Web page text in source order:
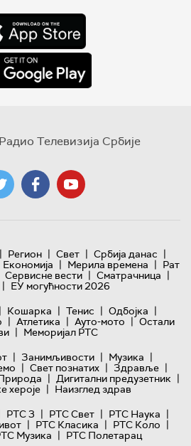
Радио Телевизија Србије
| Регион | Свет | Србија данас |
Економија | Мерила времена | Рат
Сервисне вести | Сматрачница |
| ЕУ могућности 2026
| Кошарка | Тенис | Одбојка |
| Атлетика | Ауто-мото | Остали
| Меморијал РТС
| Занимљивости | Музика |
| Свет познатих | Здравље |
| Дигитални предузетник |
хероје | Наизглед здрав
РТС 3 | РТС Свет | РТС Наука |
| РТС Класика | РТС Коло |
Музика | РТС Полетарац